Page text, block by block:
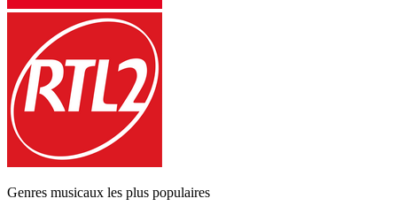
Genres musicaux les plus populaires